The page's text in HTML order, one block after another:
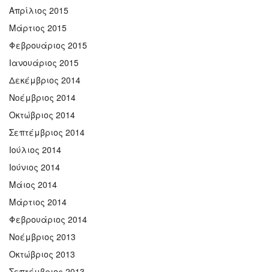
Απρίλιος 2015
Μάρτιος 2015
Φεβρουάριος 2015
Ιανουάριος 2015
Δεκέμβριος 2014
Νοέμβριος 2014
Οκτώβριος 2014
Σεπτέμβριος 2014
Ιούλιος 2014
Ιούνιος 2014
Μάιος 2014
Μάρτιος 2014
Φεβρουάριος 2014
Νοέμβριος 2013
Οκτώβριος 2013